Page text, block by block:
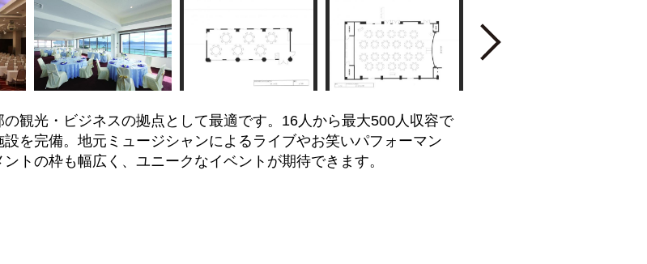
Next
観光・ビジネスの拠点として最適です。16人から最大500人収容で
を完備。地元ミュージシャンによるライブやお笑いパフォーマン
トの枠も幅広く、ユニークなイベントが期待できます。